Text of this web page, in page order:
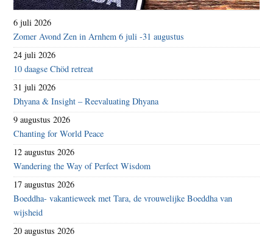
6 juli 2026
Zomer Avond Zen in Arnhem 6 juli -31 augustus
24 juli 2026
10 daagse Chöd retreat
31 juli 2026
Dhyana & Insight – Reevaluating Dhyana
9 augustus 2026
Chanting for World Peace
12 augustus 2026
Wandering the Way of Perfect Wisdom
17 augustus 2026
Boeddha- vakantieweek met Tara, de vrouwelijke Boeddha van
wijsheid
20 augustus 2026